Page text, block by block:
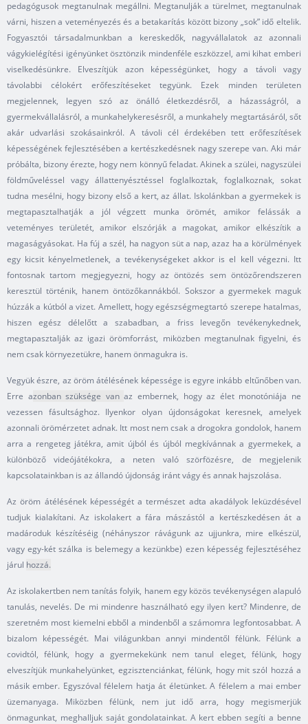
pedagógusok megtanulnak megállni. Megtanulják a türelmet, megtanulnak
várni, hiszen a veteményezés és a betakarítás között bizony „sok” idő eltelik.
Fogyasztói társadalmunkban a kereskedők, nagyvállalatok az azonnali
vágykielégítési igényünket ösztönzik mindenféle eszközzel, ami kihat emberi
viselkedésünkre. Elveszítjük azon képességünket, hogy a távoli vagy
távolabbi célokért erőfeszítéseket tegyünk. Ezek minden területen
megjelennek, legyen szó az önálló életkezdésről, a házasságról, a
gyermekvállalásról, a munkahelykeresésről, a munkahely megtartásáról, sőt
akár udvarlási szokásainkról. A távoli cél érdekében tett erőfeszítések
képességének fejlesztésében a kertészkedésnek nagy szerepe van. Aki már
próbálta, bizony érezte, hogy nem könnyű feladat. Akinek a szülei, nagyszülei
földműveléssel vagy állattenyésztéssel foglalkoztak, foglalkoznak, sokat
tudna mesélni, hogy bizony első a kert, az állat. Iskolánkban a gyermekek is
megtapasztalhatják a jól végzett munka örömét, amikor felássák a
veteményes területét, amikor elszórják a magokat, amikor elkészítik a
magaságyásokat. Ha fúj a szél, ha nagyon süt a nap, azaz ha a körülmények
egy kicsit kényelmetlenek, a tevékenységeket akkor is el kell végezni. Itt
fontosnak tartom megjegyezni, hogy az öntözés sem öntözőrendszeren
keresztül történik, hanem öntözőkannákból. Sokszor a gyermekek maguk
húzzák a kútból a vizet. Amellett, hogy egészségmegtartó szerepe hatalmas,
hiszen egész délelőtt a szabadban, a friss levegőn tevékenykednek,
megtapasztalják az igazi örömforrást, miközben megtanulnak figyelni, és
nem csak környezetükre, hanem önmagukra is.
Vegyük észre, az öröm átélésének képessége is egyre inkább eltűnőben van.
Erre azonbanszüksége vanaz embernek, hogy az élet monotóniája ne
vezessen fásultsághoz. Ilyenkor olyan újdonságokat keresnek, amelyek
azonnali örömérzetet adnak. Itt most nem csak a drogokra gondolok, hanem
arra a rengeteg játékra, amit újból és újból megkívánnak a gyermekek, a
különböző videójátékokra, a neten való szörfözésre, de megjelenik
kapcsolatainkban is az állandó újdonság iránt vágy és annak hajszolása.
Az öröm átélésének képességét a természet adta akadályok leküzdésével
tudjuk kialakítani. Az iskolakert a fára mászástól a kertészkedésen át a
madároduk készítéséig (néhányszor rávágunk az ujjunkra, mire elkészül,
vagy egy-két szálka is belemegy a kezünkbe) ezen képesség fejlesztéséhez
járul hozzá.
Az iskolakertben nem tanítás folyik, hanem egy közös tevékenységen alapuló
tanulás, nevelés. De mi mindenre használható egy ilyen kert? Mindenre, de
szeretném most kiemelni ebből a mindenből a számomra legfontosabbat. A
bizalom képességét. Mai világunkban annyi mindentől félünk. Félünk a
covidtól, félünk, hogy a gyermekekünk nem tanul eleget, félünk, hogy
elveszítjük munkahelyünket, egzisztenciánkat, félünk, hogy mit szól hozzá a
másik ember. Egyszóval félelem hatja át életünket. A félelem a mai ember
üzemanyaga. Miközben félünk, nem jut idő arra, hogy megismerjük
önmagunkat, meghalljuk saját gondolatainkat. A kert ebben segíti a benne